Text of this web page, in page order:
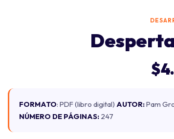
$
FORMATO: PDF (libro digital) AUTOR:Pam
NÚMERO DE PÁGINAS: 247